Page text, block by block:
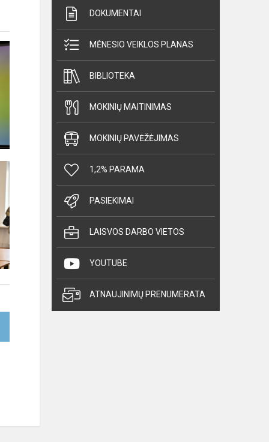
DOKUMENTAI
MĖNESIO VEIKLOS PLANAS
BIBLIOTEKA
MOKINIŲ MAITINIMAS
MOKINIŲ PAVĖŽĖJIMAS
1,2% PARAMA
PASIEKIMAI
LAISVOS DARBO VIETOS
YOUTUBE
ATNAUJINIMŲ PRENUMERATA